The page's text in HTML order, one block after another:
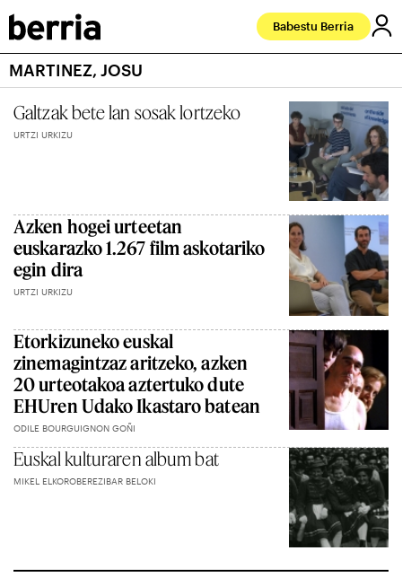
Babestu Berria
MARTINEZ, JOSU
Galtzak bete lan sosak lortzeko
URTZI URKIZU
Azken hogei urteetan
euskarazko 1.267 film askotariko
egin dira
URTZI URKIZU
Etorkizuneko euskal
zinemagintzaz aritzeko, azken
20 urteotakoa aztertuko dute
EHUren Udako Ikastaro batean
ODILE BOURGUIGNON GOÑI
Euskal kulturaren album bat
MIKEL ELKOROBEREZIBAR BELOKI